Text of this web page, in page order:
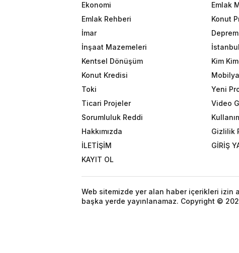
Ekonomi
Emlak
Emlak Rehberi
Konut
İmar
Deprem
İnşaat Mazemeleri
İstanbul
Kentsel Dönüşüm
Kim
Konut Kredisi
Toki
Yeni
Ticari Projeler
Video
Sorumluluk Reddi
Hakkımızda
Gizlilik
İLETİŞİM
GİRİŞ
KAYIT OL
Web sitemizde yer alan haber içerikleri izin
başka yerde yayınlanamaz. Copyright ©